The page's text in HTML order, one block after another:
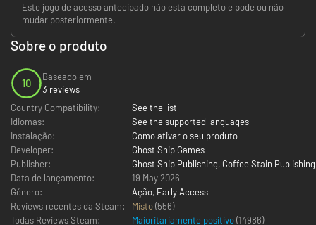
Este jogo de acesso antecipado não está completo e pode ou não
mudar posteriormente.
Sobre o produto
10
Baseado em
3 reviews
Country Compatibility:
See the list
Idiomas:
See the supported languages
Instalação:
Como ativar o seu produto
Developer:
Ghost Ship Games
Publisher:
Ghost Ship Publishing, Coffee Stain Publishing
Data de lançamento:
19 May 2026
Género:
Ação, Early Access
Reviews recentes da Steam:
Misto(556)
Todas Reviews Steam:
Maioritariamente positivo(14986)